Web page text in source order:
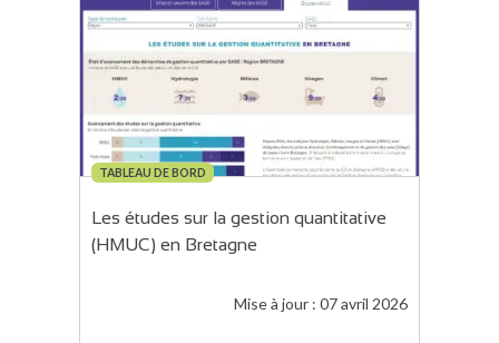
TABLEAU DE BORD
Les études sur la gestion quantitative
(HMUC) en Bretagne
Mise à jour : 07 avril 2026